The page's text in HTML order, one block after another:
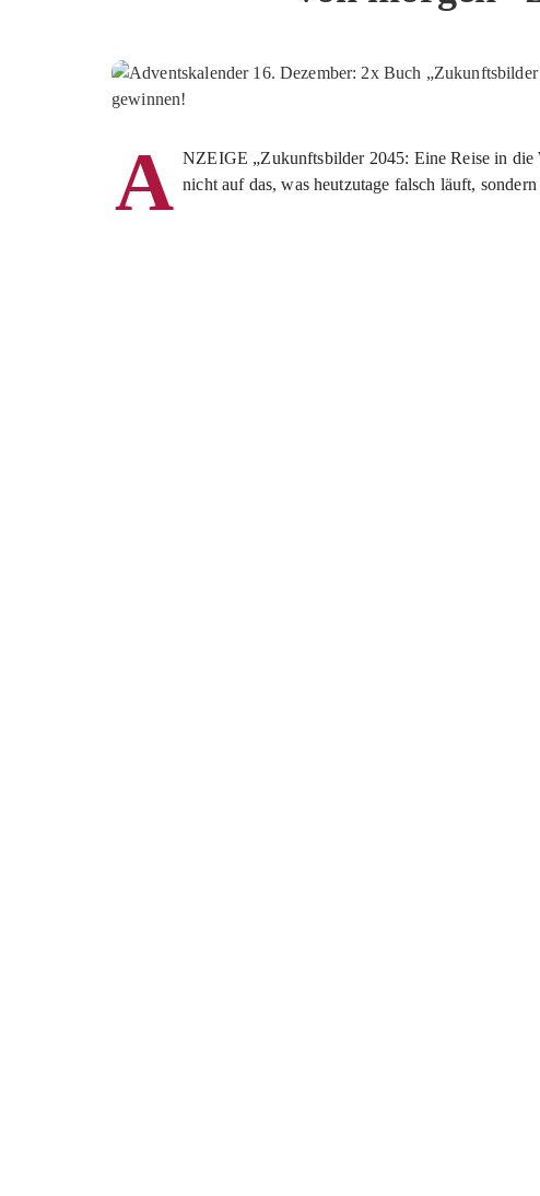
A NZEIGE „Zukunftsbilder 2045: Eine Reise in die
nicht auf das, was heutzutage falsch läuft,